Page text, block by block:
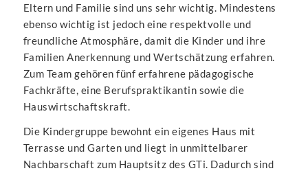
Eltern und Familie sind uns sehr wichtig. Mindestens
ebenso wichtig ist jedoch eine respektvolle und
freundliche Atmosphäre, damit die Kinder und ihre
Familien Anerkennung und Wertschätzung erfahren.
Zum Team gehören fünf erfahrene pädagogische
Fachkräfte, eine Berufspraktikantin sowie die
Hauswirtschaftskraft.
Die Kindergruppe bewohnt ein eigenes Haus mit
Terrasse und Garten und liegt in unmittelbarer
Nachbarschaft zum Hauptsitz des GTi. Dadurch sind